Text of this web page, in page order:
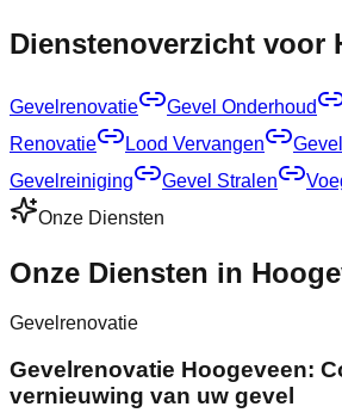
Dienstenoverzicht voor
Gevelrenovatie Gevel Onderhoud
Renovatie
Lood Vervangen
Gevelreiniging
Gevel Stralen
Onze Diensten
Onze Diensten in
Gevelrenovatie
Gevelrenovatie Hoogeveen:
vernieuwing van uw gevel